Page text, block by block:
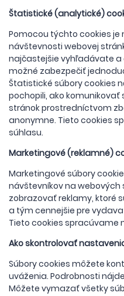
Štatistické (analytické)
Pomocou týchto cookies je
návštevnosti webovej
najčastejšie vyhľadávate a
možné zabezpečiť
Štatistické súbory cookies
pochopili, ako
stránok prostredníctvom
anonymne. Tieto cookies
súhlasu.
Marketingové (reklamné)
Marketingové súbory
návštevníkov na webových
zobrazovať reklamy, ktoré
a tým cennejšie pre
Tieto cookies spracúvame
Ako skontrolovať
Súbory cookies môžete
uváženia. Podrobnosti
Môžete vymazať všetky